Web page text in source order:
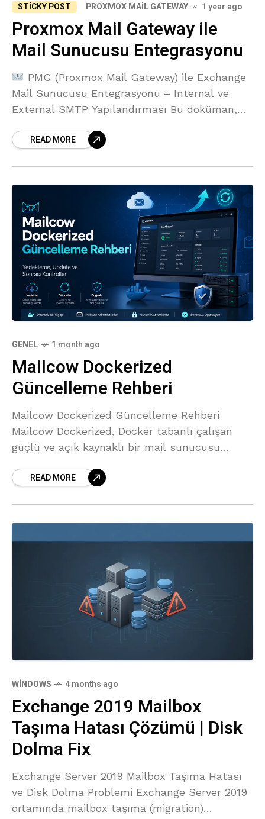
STICKY POST PROXMOX MAIL GATEWAY 1 year ago
Proxmox Mail Gateway ile
Mail Sunucusu Entegrasyonu
PMG (Proxmox Mail Gateway) ile Exchange
Mail Sunucusu Entegrasyonu – Internal ve
External SMTP Yapılandırması Bu doküman,
sunucusu (örneğin Exchange, Zimbra,
READ MORE
GENEL 1 month ago
Mailcow Dockerized
Güncelleme Rehberi
Mailcow Dockerized Güncelleme Rehberi
Mailcow Dockerized, Docker tabanlı çalışan
güçlü ve açık kaynaklı bir mail sunucusu
düzeltmeleri ve yeni özelliklerden yararlanmak
READ MORE
WINDOWS 4 months ago
Exchange 2019 Mailbox
Taşıma Hatası Çözümü | Disk
Dolma Fix
Exchange Server 2019 Mailbox Taşıma Hatası
ve Disk Dolma Problemi Exchange Server 2019
ortamında mailbox taşıma (migration)